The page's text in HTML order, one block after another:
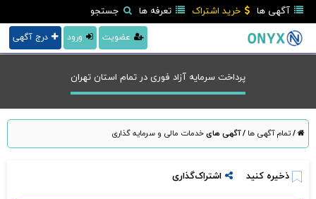
آگهی ها خرید اشتراک تعرفه ها جستجو
درج آگهی ورود عضویت
پرداخت سرمایه آزاد فوری در تمام استان تهران
/تمام آگهی ها /آگهی هایخدمات مالی و سرمایه گذاری
ذخیره کنید اشتراک‌گذاری